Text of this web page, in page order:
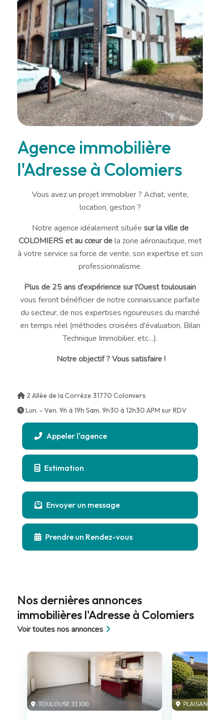
Agence immobilière
l'Adresse à Colomiers
Vous avez un projet immobilier ? Achat, vente,
location, gestion ?
Notre agence idéalement située sur la ville de
COLOMIERS et au cœur dela zone aéronautique, met
à votre service sa force de vente, son expertise et son
professionnalisme.
Plus de 25 ans d'expérience sur l'Ouest toulousain
vous feront bénéficier de notre connaissance parfaite
du secteur, de nos expertises rigoureuses du marché
en temps réel (méthodes croisées d'évaluation, Bilan
Technique Immobilier, etc…).
Notre objectif ? Vous satisfaire !
2 Allée de la Corrèze 31770 Colomiers
Lun. - Ven. 9h à 19h Sam. 9h30 à 12h30 APM sur RDV
Appeler l'agence
Estimation
Envoyer un message
Prendre un Rendez-vous
Nos dernières annonces
immobilières l'Adresse à Colomiers
Voir toutes nos annonces
TOULOUSE 31300 PLAISANCE